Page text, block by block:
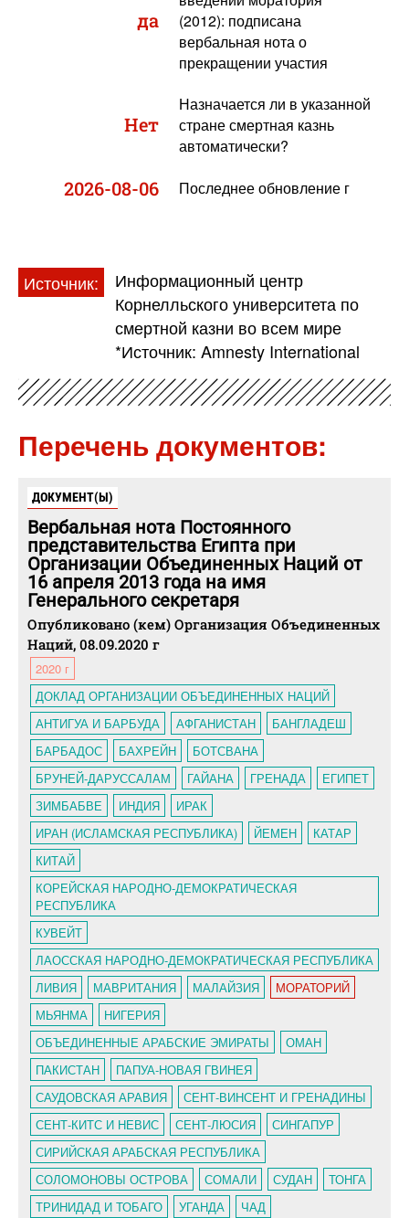
да
(2012): подписана
вербальная нота о
прекращении участия
Нет
Назначается ли в указанной
стране смертная казнь
автоматически?
2026-08-06 Последнее обновление г
Источник:
Информационный центр
Корнелльского университета по
смертной казни во всем мире
*Источник: Amnesty International
Перечень документов:
ДОКУМЕНТ(Ы)
Вербальная нота Постоянного
представительства Египта при
Организации Объединенных Наций от
16 апреля 2013 года на имя
Генерального секретаря
Опубликовано (кем) Организация Объединенных
Наций, 08.09.2020 г
2020 г
ДОКЛАД ОРГАНИЗАЦИИ ОБЪЕДИНЕННЫХ НАЦИЙ
АНТИГУА И БАРБУДА
АФГАНИСТАН
БАНГЛАДЕШ
БАРБАДОС
БАХРЕЙН
БОТСВАНА
БРУНЕЙ-ДАРУССАЛАМ
ГАЙАНА ГРЕНАДА
ЕГИПЕТ
ЗИМБАБВЕ
ИНДИЯ
ИРАК
ИРАН (ИСЛАМСКАЯ РЕСПУБЛИКА)
ЙЕМЕН
КАТАР
КИТАЙ
КОРЕЙСКАЯ НАРОДНО-ДЕМОКРАТИЧЕСКАЯ
РЕСПУБЛИКА
КУВЕЙТ
ЛАОССКАЯ НАРОДНО-ДЕМОКРАТИЧЕСКАЯ РЕСПУБЛИКА
ЛИВИЯ
МАВРИТАНИЯ МАЛАЙЗИЯ
МОРАТОРИЙ
МЬЯНМА
НИГЕРИЯ
ОБЪЕДИНЕННЫЕ АРАБСКИЕ ЭМИРАТЫ
ОМАН
ПАКИСТАН
ПАПУА-НОВАЯ ГВИНЕЯ
САУДОВСКАЯ АРАВИЯ
СЕНТ-ВИНСЕНТ И ГРЕНАДИНЫ
СЕНТ-КИТС И НЕВИС
СЕНТ-ЛЮСИЯ
СИНГАПУР
СИРИЙСКАЯ АРАБСКАЯ РЕСПУБЛИКА
СОЛОМОНОВЫ ОСТРОВА
СОМАЛИ СУДАН
ТОНГА
ТРИНИДАД И ТОБАГО
УГАНДА
ЧАД